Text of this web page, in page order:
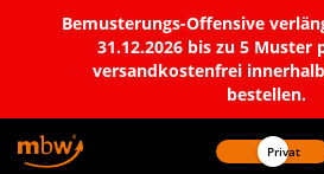
Bemusterungs-Offensive
31.12.2026 bis zu 5 Muster
versandkostenfrei
bestellen.
Privat